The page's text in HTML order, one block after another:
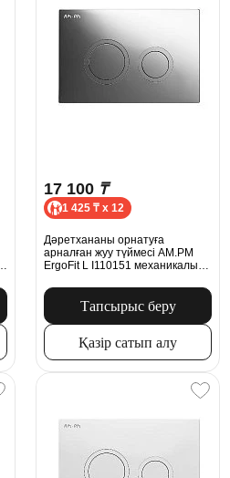
17 100 ₸
1 425 ₸ x 12
Дәретхананы орнатуға
арналған жуу түймесі AM.PM
ErgoFit L I110151 механикалық
Тапсырыс беру
Қазір сатып алу